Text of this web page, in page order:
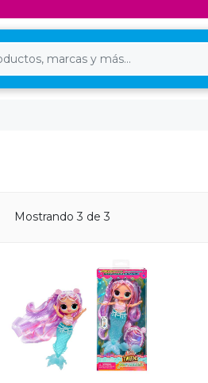
Mostrando 3 de 3